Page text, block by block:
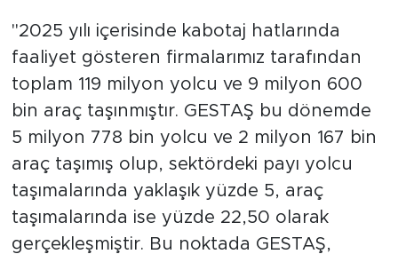
"2025 yılı içerisinde kabotaj hatlarında
faaliyet gösteren firmalarımız tarafından
toplam 119 milyon yolcu ve 9 milyon 600
bin araç taşınmıştır. GESTAŞ bu dönemde
5 milyon 778 bin yolcu ve 2 milyon 167 bin
araç taşımış olup, sektördeki payı yolcu
taşımalarında yaklaşık yüzde 5, araç
taşımalarında ise yüzde 22,50 olarak
gerçekleşmiştir. Bu noktada GESTAŞ,